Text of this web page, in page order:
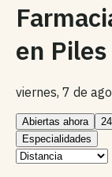
en Piles
viernes, 7 de
Abiertas ahora
Especialidades